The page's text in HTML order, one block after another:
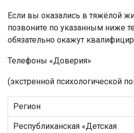
Если вы оказались в тяжёлой
позвоните по указанным ниже
обязательно окажут
Телефоны «Доверия»
(экстренной психологической
Регион
Республиканская «Детская